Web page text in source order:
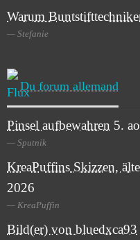
Warum
Stefanie
Du forum allemand
Pinsel aufbewahren 5.
Sputnik
KreaPuffins Skizzen,
2026
KreaPuffin
Bild(er) von bluedxca93